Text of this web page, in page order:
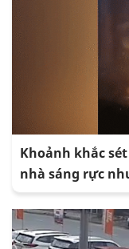
Khoảnh khắc
nhà sáng rực